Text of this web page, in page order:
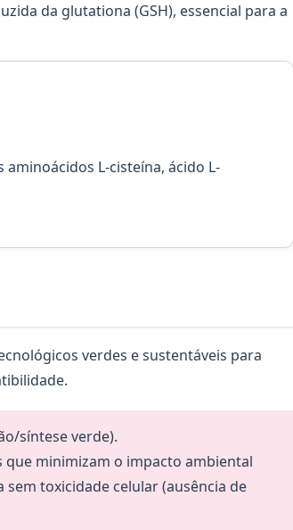
da glutationa (GSH), essencial para a
L-cisteína, ácido L-
verdes e sustentáveis para
síntese verde).
que minimizam o impacto ambiental
toxicidade celular (ausência de